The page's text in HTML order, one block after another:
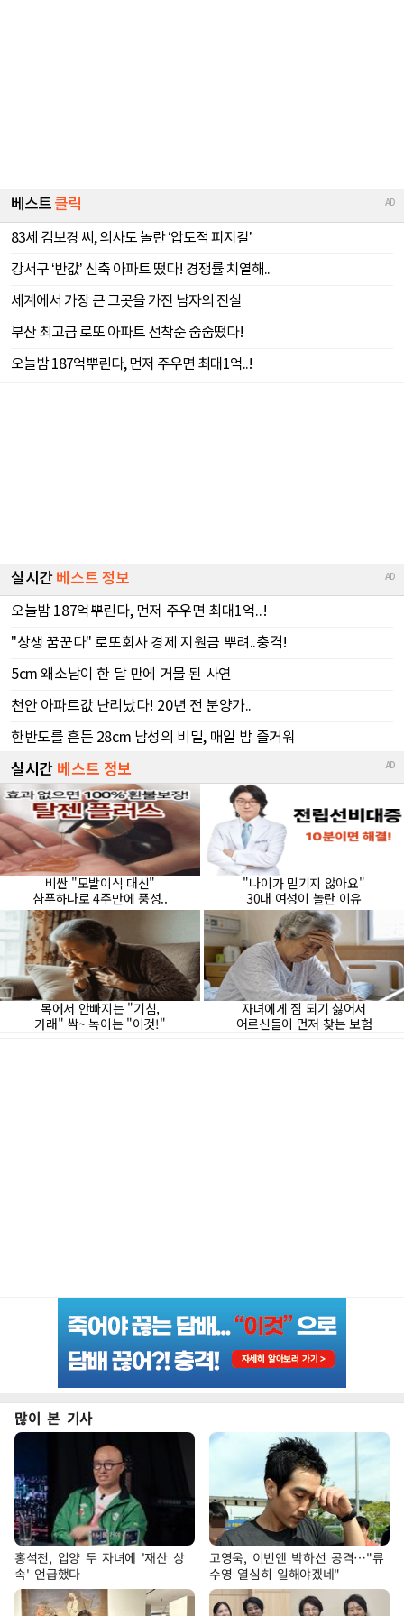
많이 본 기사
홍석천, 입양 두 자녀에 '재산 상
속' 언급했다
고영욱, 이번엔 박하선 공격…"류
수영 열심히 일해야겠네"